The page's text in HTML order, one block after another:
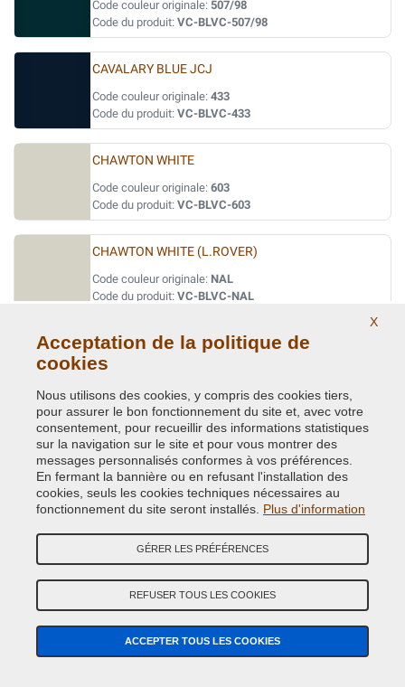
Code couleur originale: 507/98
Code du produit: VC-BLVC-507/98
CAVALARY BLUE JCJ
Code couleur originale: 433
Code du produit: VC-BLVC-433
CHAWTON WHITE
Code couleur originale: 603
Code du produit: VC-BLVC-603
CHAWTON WHITE (L.ROVER)
Code couleur originale: NAL
Code du produit: VC-BLVC-NAL
CHAWTON WHITE (VEDI BLVC NAL)
Code couleur originale:
Code du produit:
VC-BLVC-1218
CONISTON GREEN HYJ
Code couleur originale:637/97
Code du produit:VC-BLVC-637/97
Code couleur originale:COS
Code couleur originale: 512
Code du produit:VC-BLVC-512
X
Acceptation de la politique de
cookies
Nous utilisons des cookies, y compris des cookies tiers,
pour assurer le bon fonctionnement du site et, avec votre
consentement, pour recueillir des informations statistiques
sur la navigation sur le site et pour vous montrer des
messages personnalisés conformes à vos préférences.
En fermant la bannière ou en refusant l'installation des
cookies, seuls les cookies techniques nécessaires au
fonctionnement du site seront installés. Plus d'information
GÉRER LES PRÉFÉRENCES
REFUSER TOUS LES COOKIES
ACCEPTER TOUS LES COOKIES